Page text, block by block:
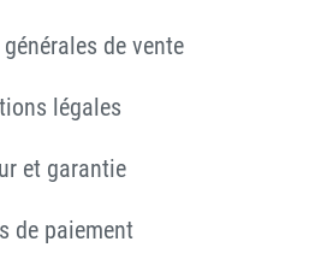
de vente
légales
et garantie
de paiement